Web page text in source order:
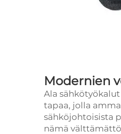
Modernien
Ala sähkötyökalut
tapaa, jolla
sähköjohtoisista
nämä